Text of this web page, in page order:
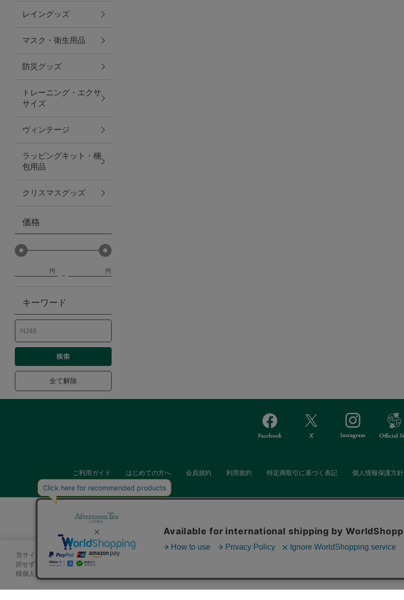
ファッショングッズ
スマホケース・アクセサリー
ポーチ
ステーショナリー
その他
紅茶・フード
防災グッズ・非常食
トレーニング
ヴィンテージ
レイングッズ
マスク・衛生用品
防災グッズ
トレーニング・エクサ
サイズ
ヴィンテージ
ラッピングキット・梱
包用品
クリスマスグッズ
価格
円 円
キーワード
全て解除
ご利用ガイド はじめての方へ 会員規約 利用規約 特定商取引に基づく表記 個人情報保護方針
当サイトでは、サイトの利便性向上のためにクッキーを使用いたします。ボタンから同意の可否を選択してください。選
択せずにページを移動した場合、クッキーの使用に同意したことになります。クッキーを通じて収集する情報には「お客
様個人を特定できる情報」は一切含まれておりません。詳細は